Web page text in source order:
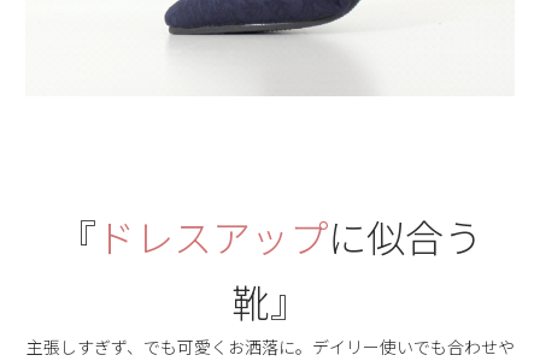
『 ドレスアップに似合う
靴』
主張しすぎず、でも可愛くお洒落に。デイリー使いでも合わせや